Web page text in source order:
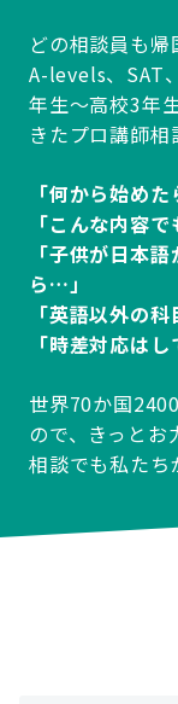
どの相談員も帰
A-levels、SAT
年生～高校3年
きたプロ講師相
「何から始め
「こんな内容
「子供が日本
ら…」
「英語以外の
「時差対応は
世界70か国
ので、きっとお
相談でも私たち